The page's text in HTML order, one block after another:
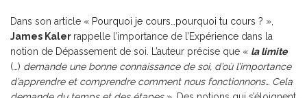
Dans son article « Pourquoi je cours…pourquoi tu cours ? »,
James Kaler rappelle l’importance de l’Expérience dans la
notion de Dépassement de soi. L’auteur précise que « la limite
(…) demande une bonne connaissance de soi, d’où l’importance
d’apprendre et comprendre comment nous fonctionnons… Cela